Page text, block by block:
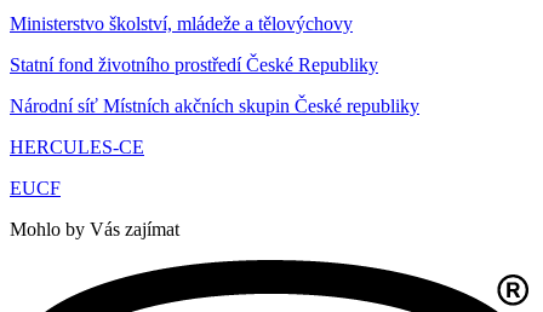
Ministerstvo školství, mládeže a tělovýchovy
Statní fond životního prostředí České Republiky
Národní síť Místních akčních skupin České republiky
HERCULES-CE
EUCF
Mohlo by Vás zajímat